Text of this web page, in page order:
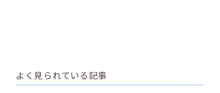
よく見られている記事